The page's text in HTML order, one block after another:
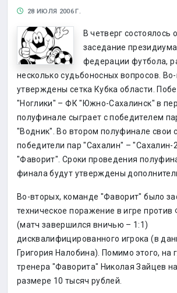
28 ИЮЛЯ 2006 Г.
В четверг состоялось
заседание
федерации футбола,
несколько судьбоносных вопросов.
утверждены сетка Кубка области.
"Ноглики" – ФК "Южно-Сахалинск" в
полуфинале сыграет с победителем
"Водник". Во втором полуфинале свои
победители пар "Сахалин" – "Сахалин-
"Фаворит". Сроки проведения
финала будут утверждены
Во-вторых, команде "Фаворит" было
техническое поражение в игре против
(матч завершился вничью – 1:1)
дисквалифицированного игрока (в
Григория Налобина). Помимо этого, на
тренера "Фаворита" Николая Зайцев
размере 10 тысяч рублей.